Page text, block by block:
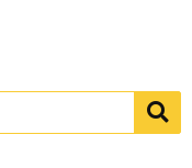
搜